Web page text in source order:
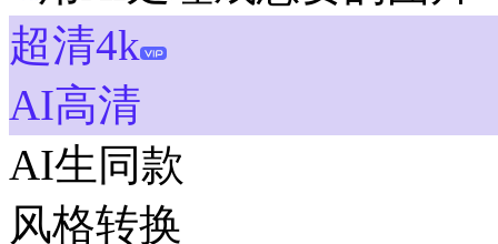
超清4k
AI高清
AI生同款
风格转换